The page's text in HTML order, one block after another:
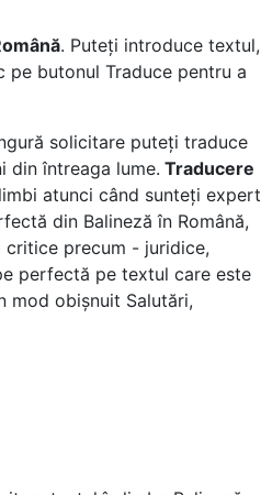
. Puteți introduce textul,
butonul Traduce pentru a
solicitare puteți traduce
din întreaga lume. Traducere
atunci când sunteți expert
din Balineză în Română,
critice precum - juridice,
perfectă pe textul care este
obișnuit Salutări,